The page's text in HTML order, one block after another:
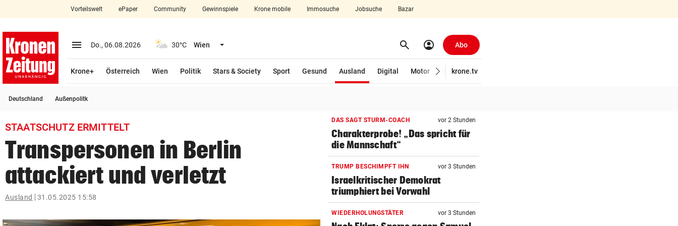
closeSchließen
account_circle Anmelden
arrow_right
bookmark
search
Suchbegriff
eingeben
Vorteilswelt ePaper Community Gewinnspiele Krone mobile Immosuche Jobsuche Bazar
menu Menü aufklappen
Do., 06.08.2026 30°C Wien Menü aufklappen search Suchen
account_circle Abo
Krone+ Österreich Wien Politik Stars & Society Sport Gesund Ausland
Digital
Motor Wirtschaft
krone.tv
Deutschland Außenpolitk
STAATSCHUTZ ERMITTELT
Transpersonen in Berlin
attackiert und verletzt
Ausland 31.05.2025 15:58
DAS SAGT STURM-COACH vor 2 Stunden
Charakterprobe! „Das spricht für
die Mannschaft“
TRUMP BESCHIMPFT IHN vor 3 Stunden
Israelkritischer Demokrat
triumphiert bei Vorwahl
WIEDERHOLUNGSTÄTER vor 3 Stunden